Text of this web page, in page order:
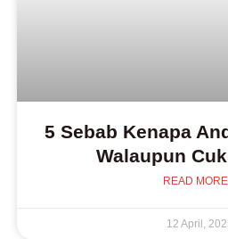
5 Sebab Kenapa
Walaupun
READ
12 April,